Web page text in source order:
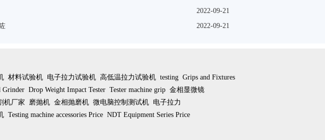
2022-09-21
2022-09-21
材料试验机 电子拉力试验机 高低温拉力试验机 testing Grips and Fixtures
Grinder Drop Weight Impact Tester Tester machine grip 金相显微镜
机厂家 磨抛机 金相抛磨机 微电脑控制测试机 电子拉力
Testing machine accessories Price NDT Equipment Series Price